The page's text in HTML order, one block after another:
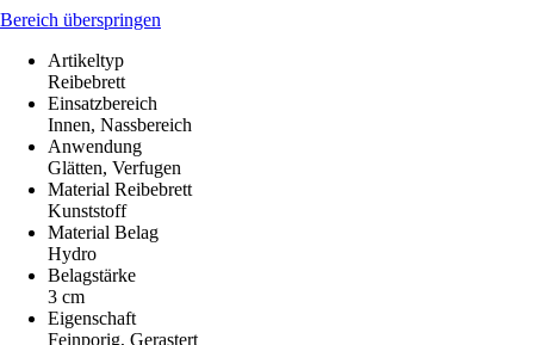
Bereich überspringen
Artikeltyp
Reibebrett
Einsatzbereich
Innen, Nassbereich
Anwendung
Glätten, Verfugen
Material Reibebrett
Kunststoff
Material Belag
Hydro
Belagstärke
3 cm
Eigenschaft
Feinporig, Gerastert